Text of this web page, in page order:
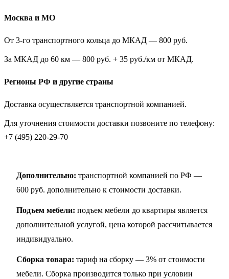
Москва и МО
От 3-го транспортного кольца до МКАД — 800 руб.
За МКАД до 60 км — 800 руб. + 35 руб./км от МКАД.
Регионы РФ и другие страны
Доставка осуществляется транспортной компанией.
Для уточнения стоимости доставки позвоните по телефону:
+7 (495) 220-29-70
Дополнительно: транспортной компанией по РФ —
600 руб. дополнительно к стоимости доставки.
Подъем мебели: подъем мебели до квартиры является
дополнительной услугой, цена которой рассчитывается
индивидуально.
Сборка товара: тариф на сборку — 3% от стоимости
мебели. Сборка производится только при условии